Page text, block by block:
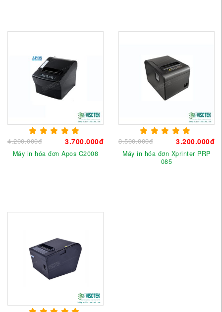
4.200.000đ 3.700.000đ
Máy in hóa đơn Apos C2008
3.500.000đ 3.200.000đ
Máy in hóa đơn Xprinter PRP
085